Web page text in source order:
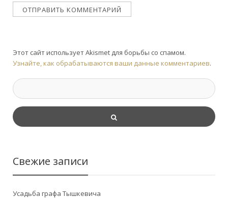
Этот сайт использует Akismet для борьбы со спамом.
Узнайте, как обрабатываются ваши данные комментариев.
Свежие записи
Усадьба графа Тышкевича